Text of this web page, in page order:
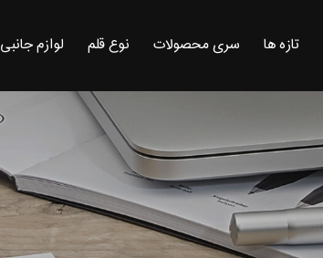
تازه ها سری محصولات نوع قلم لوازم جانبی